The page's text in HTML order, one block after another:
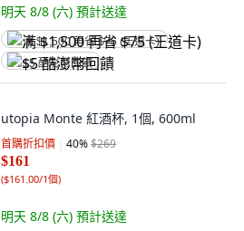
明天 8/8 (六) 預計送達
满 $1,500 再省 $75 (王道卡)
$5 酷澎幣回饋
utopia Monte 紅酒杯, 1個, 600ml
首購折扣價 40%$269
$161
($161.00/1個)
明天 8/8 (六) 預計送達